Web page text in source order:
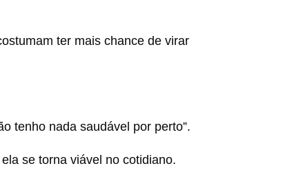
ter mais chance de virar
tenho nada saudável por perto”.
se torna viável no cotidiano.